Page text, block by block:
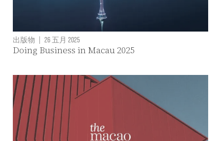
出版物 | 26 五月 2025
Doing Business in Macau 2025